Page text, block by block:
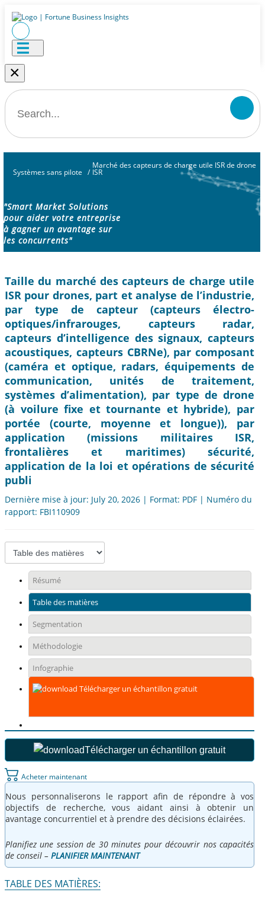
×
Systèmes sans pilote /
Marché des capteurs de charge utile ISR de drone
ISR
"Smart Market Solutions
pour aider votre entreprise
à gagner un avantage sur
les concurrents"
Taille du marché des capteurs de charge utile
ISR pour drones, part et analyse de l’industrie,
par type de capteur (capteurs électro-
optiques/infrarouges, capteurs radar,
capteurs d’intelligence des signaux, capteurs
acoustiques, capteurs CBRNe), par composant
(caméra et optique, radars, équipements de
communication, unités de traitement,
systèmes d’alimentation), par type de drone
(à voilure fixe et tournante et hybride), par
portée (courte, moyenne et longue)), par
application (missions militaires ISR,
frontalières et maritimes) sécurité,
application de la loi et opérations de sécurité
publi
Dernière mise à jour: July 20, 2026 | Format: PDF | Numéro du
rapport: FBI110909
Résumé
Table des matières
Segmentation
Méthodologie
Infographie
Télécharger un échantillon gratuit
Télécharger un échantillon gratuit
Acheter maintenant
Nous personnaliserons le rapport afin de répondre à vos
objectifs de recherche, vous aidant ainsi à obtenir un
avantage concurrentiel et à prendre des décisions éclairées.
Planifiez une session de 30 minutes pour découvrir nos capacités
de conseil – PLANIFIER MAINTENANT
TABLE DES MATIÈRES: